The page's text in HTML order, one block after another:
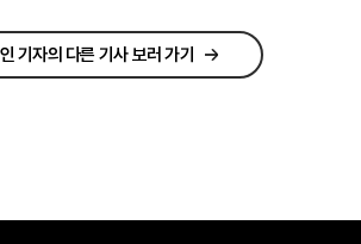
기자의 다른 기사 보러 가기